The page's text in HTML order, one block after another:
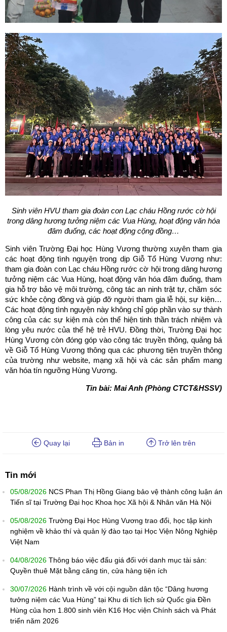
Sinh viên HVU tham gia đoàn con Lạc cháu Hồng rước cờ hội
trong dâng hương tưởng niệm các Vua Hùng, hoạt động văn hóa
đâm đuống, các hoạt động cộng đồng…
Sinh viên Trường Đại học Hùng Vương thường xuyên tham gia
các hoạt động tình nguyện trong dịp Giỗ Tổ Hùng Vương như:
tham gia đoàn con Lạc cháu Hồng rước cờ hội trong dâng hương
tưởng niệm các Vua Hùng, hoạt động văn hóa đâm đuống, tham
gia hỗ trợ bảo vệ môi trường, công tác an ninh trật tự, chăm sóc
sức khỏe cộng đồng và giúp đỡ người tham gia lễ hội, sự kiện…
Các hoạt động tình nguyện này không chỉ góp phần vào sự thành
công của các sự kiện mà còn thể hiện tinh thần trách nhiệm và
lòng yêu nước của thế hệ trẻ HVU. Đồng thời, Trường Đại học
Hùng Vương còn đóng góp vào công tác truyền thông, quảng bá
về Giỗ Tổ Hùng Vương thông qua các phương tiện truyền thông
của trường như website, mạng xã hội và các sản phẩm mang
văn hóa tín ngưỡng Hùng Vương.
Tin bài: Mai Anh (Phòng CTCT&HSSV)
Quay lại Bản in Trở lên trên
Tin mới
05/08/2026 NCS Phan Thị Hồng Giang bảo vệ thành công luận án
Tiến sĩ tại Trường Đại học Khoa học Xã hội & Nhân văn Hà Nội
05/08/2026 Trường Đại Học Hùng Vương trao đổi, học tập kinh
nghiệm về khảo thí và quản lý đào tạo tại Học Viện Nông Nghiệp
Việt Nam
04/08/2026 Thông báo việc đấu giá đối với danh mục tài sản:
Quyền thuê Mặt bằng căng tin, cửa hàng tiện ích
30/07/2026 Hành trình về với cội nguồn dân tộc “Dâng hương
tưởng niệm các Vua Hùng” tại Khu di tích lịch sử Quốc gia Đền
Hùng của hơn 1.800 sinh viên K16 Học viện Chính sách và Phát
triển năm 2026